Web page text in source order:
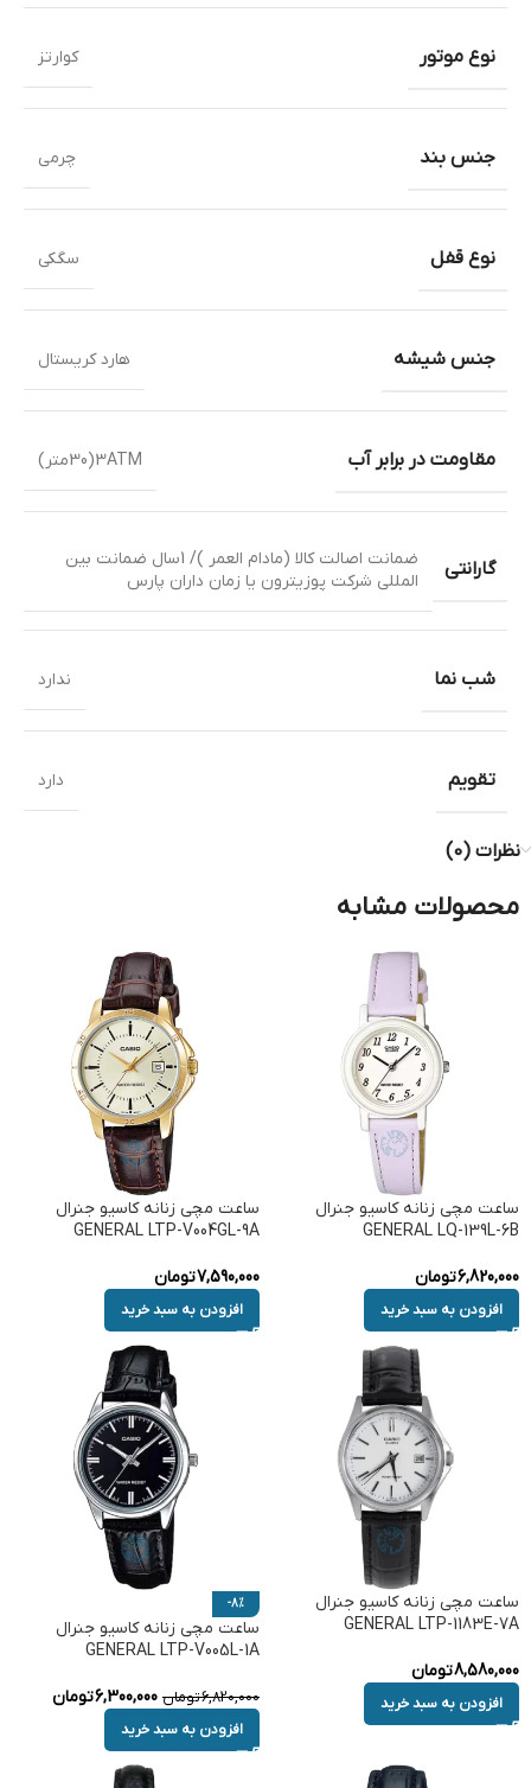
نوع موتور کوارتز
جنس بند چرمی
نوع قفل سگکی
جنس شیشه هارد کریستال
مقاومت در برابر آب 3ATM(30متر)
گارانتی
ضمانت اصالت کالا (مادام العمر )/ 1سال ضمانت بین
المللی شرکت پوزیترون یا زمان داران پارس
شب نما ندارد
تقویم دارد
نظرات (0)
محصولات مشابه
ساعت مچی زنانه کاسیو جنرال
GENERAL LQ-139L-6B
6,820,000تومان
افزودن به سبد خرید
ساعت مچی زنانه کاسیو جنرال
GENERAL LTP-V004GL-9A
7,590,000تومان
افزودن به سبد خرید
ساعت مچی زنانه کاسیو جنرال
GENERAL LTP-1183E-7A
8,580,000تومان
افزودن به سبد خرید
-8%
ساعت مچی زنانه کاسیو جنرال
GENERAL LTP-V005L-1A
6,820,000تومان 6,300,000تومان
افزودن به سبد خرید